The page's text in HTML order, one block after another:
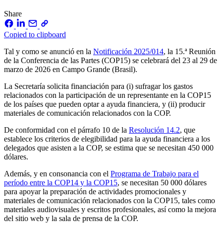
Share
Copied to clipboard
Tal y como se anunció en la Notificación 2025/014, la 15.ª Reunión
de la Conferencia de las Partes (COP15) se celebrará del 23 al 29 de
marzo de 2026 en Campo Grande (Brasil).
La Secretaría solicita financiación para (i) sufragar los gastos
relacionados con la participación de un representante en la COP15
de los países que pueden optar a ayuda financiera, y (ii) producir
materiales de comunicación relacionados con la COP.
De conformidad con el párrafo 10 de la Resolución 14.2, que
establece los criterios de elegibilidad para la ayuda financiera a los
delegados que asisten a la COP, se estima que se necesitan 450 000
dólares.
Además, y en consonancia con el Programa de Trabajo para el
período entre la COP14 y la COP15, se necesitan 50 000 dólares
para apoyar la preparación de actividades promocionales y
materiales de comunicación relacionados con la COP15, tales como
materiales audiovisuales y escritos profesionales, así como la mejora
del sitio web y la sala de prensa de la COP.